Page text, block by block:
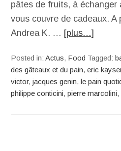
pâtes de fruits, à échanger
vous couvre de cadeaux. A
Andrea K. … [plus…]
Posted in:Actus, Food Tagged:
des gâteaux et du pain,eric
victor,jacques genin,le pain
philippe conticini,pierre marcolini,